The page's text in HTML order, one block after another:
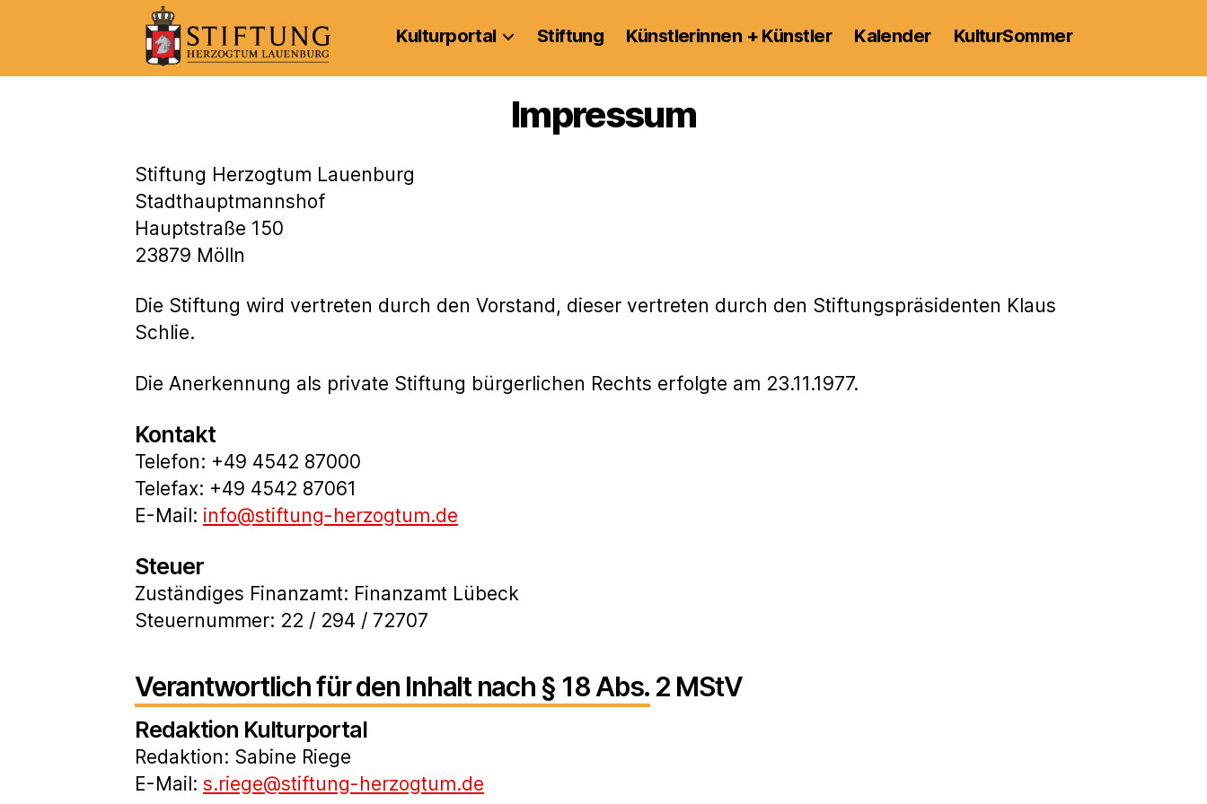
Kulturportal
Kulturportal Stiftung Künstlerinnen + Künstler Kalender KulturSommer
Impressum
Stiftung Herzogtum Lauenburg
Stadthauptmannshof
Hauptstraße 150
23879 Mölln
Die Stiftung wird vertreten durch den Vorstand, dieser vertreten durch den Stiftungspräsidenten Klaus
Schlie.
Die Anerkennung als private Stiftung bürgerlichen Rechts erfolgte am 23.11.1977.
Kontakt
Telefon: +49 4542 87000
Telefax: +49 4542 87061
E-Mail: info@stiftung-herzogtum.de
Steuer
Zuständiges Finanzamt: Finanzamt Lübeck
Steuernummer: 22 / 294 / 72707
Verantwortlich für den Inhalt nach § 18 Abs. 2 MStV
Redaktion Kulturportal
Redaktion: Sabine Riege
E-Mail: s.riege@stiftung-herzogtum.de